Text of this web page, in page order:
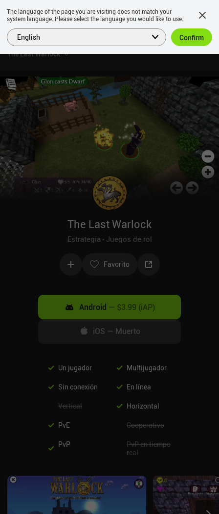
The Last Warlock
The Last Warlock
Estrategia Juegos de rol
Favorito
Android — $3.99 (iAP)
iOS — Muerto
Un jugador Multijugador
Sin conexión En línea
Vertical Horizontal
PvE Cooperativo
PvP
PvP en tiempo
real
The language of the page you are visiting does not match your
system language. Please select the language you would like to use.
English Confirm